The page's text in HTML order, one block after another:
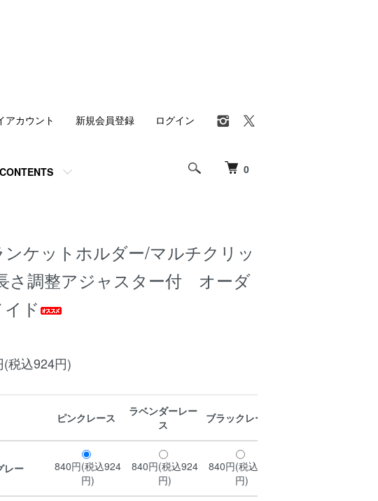
0
CONTENTS
アカウント 新規会員登録 ログイン
ンケットホルダー/マルチクリッ
さ調整アジャスター付 オーダ
ド
(税込924円)
ピンクレース
ラベンダーレー
ス
ブラックレース
レー
840円(税込924
円)
840円(税込924
円)
840円(税込924
円)